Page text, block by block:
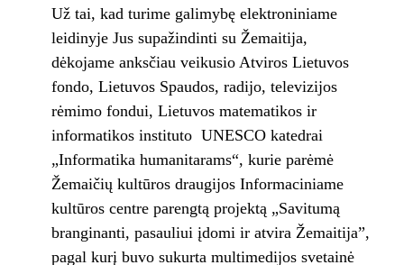
Už tai, kad turime galimybę elektroniniame
leidinyje Jus supažindinti su Žemaitija,
dėkojame anksčiau veikusio Atviros Lietuvos
fondo, Lietuvos Spaudos, radijo, televizijos
rėmimo fondui, Lietuvos matematikos ir
informatikos instituto UNESCO katedrai
„Informatika humanitarams“, kurie parėmė
Žemaičių kultūros draugijos Informaciniame
kultūros centre parengtą projektą „Savitumą
branginanti, pasauliui įdomi ir atvira Žemaitija”,
pagal kurį buvo sukurta multimedijos svetainė